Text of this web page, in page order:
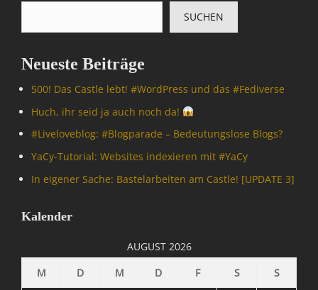
SUCHEN
Neueste Beiträge
500! Das Castle lebt! #WordPress und das #Fediverse
Huch, ihr seid ja auch noch da!
#Livelove­blog: #Blogparade – Bedeutungslose Blogs?
YaCy-Tutorial: Websites indexieren mit #YaCy
In eigener Sache: Bastelarbeiten am Castle! [UPDATE 3]
Kalender
AUGUST 2026
M
D M D F S S